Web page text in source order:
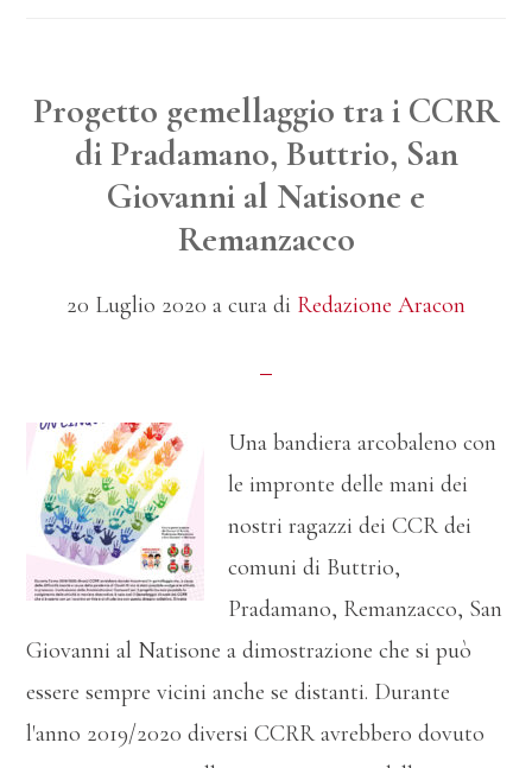
DELLA
VIOLENZA
CONTRO
Progetto gemellaggio tra i CCRR
di Pradamano, Buttrio, San
Giovanni al Natisone e
Remanzacco
20 Luglio 2020 a cura di Redazione Aracon
Una bandiera arcobaleno con
le impronte delle mani dei
nostri ragazzi dei CCR dei
comuni di Buttrio,
Pradamano, Remanzacco, San
Giovanni al Natisone a dimostrazione che si può
essere sempre vicini anche se distanti. Durante
l'anno 2019/2020 diversi CCRR avrebbero dovuto